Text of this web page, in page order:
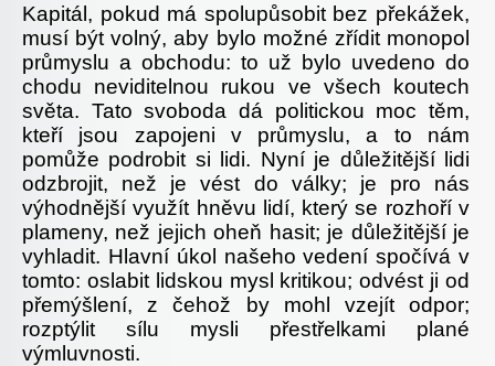
Kapitál, pokud má spolupůsobit bez překážek,
musí být volný, aby bylo možné zřídit monopol
průmyslu a obchodu: to už bylo uvedeno do
chodu neviditelnou rukou ve všech koutech
světa. Tato svoboda dá politickou moc těm,
kteří jsou zapojeni v průmyslu, a to nám
pomůže podrobit si lidi. Nyní je důležitější lidi
odzbrojit, než je vést do války; je pro nás
výhodnější využít hněvu lidí, který se rozhoří v
plameny, než jejich oheň hasit; je důležitější je
vyhladit. Hlavní úkol našeho vedení spočívá v
tomto: oslabit lidskou mysl kritikou; odvést ji od
přemýšlení, z čehož by mohl vzejít odpor;
rozptýlit sílu mysli přestřelkami plané
výmluvnosti.